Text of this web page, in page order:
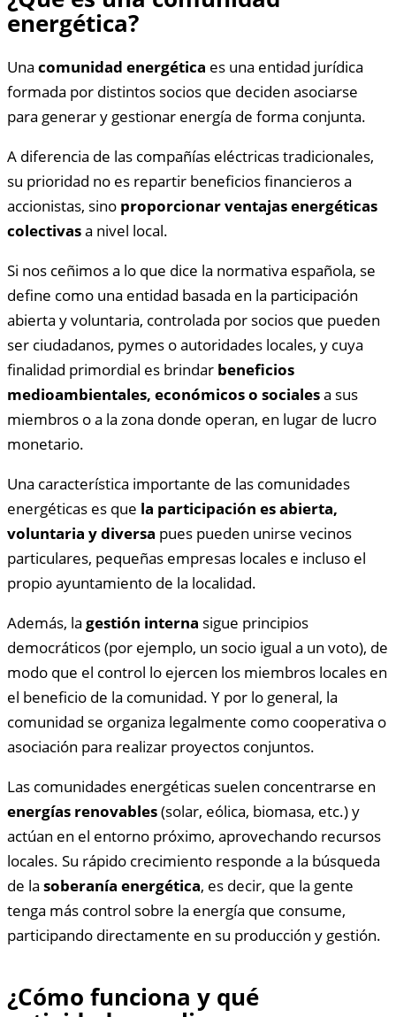
energética?
Una comunidad energética es una entidad jurídica
formada por distintos socios que deciden asociarse
para generar y gestionar energía de forma conjunta.
A diferencia de las compañías eléctricas tradicionales,
su prioridad no es repartir beneficios financieros a
accionistas, sino proporcionar ventajas energéticas
colectivasa nivel local.
Si nos ceñimos a lo que dice la normativa española, se
define como una entidad basada en la participación
abierta y voluntaria, controlada por socios que pueden
ser ciudadanos, pymes o autoridades locales, y cuya
finalidad primordial es brindar beneficios
medioambientales, económicos o socialesa sus
miembros o a la zona donde operan, en lugar de lucro
monetario.
Una característica importante de las comunidades
energéticas es que la participación es abierta,
voluntaria y diversa pues pueden unirse vecinos
particulares, pequeñas empresas locales e incluso el
propio ayuntamiento de la localidad.
Además, la gestión interna sigue principios
democráticos (por ejemplo, un socio igual a un voto), de
modo que el control lo ejercen los miembros locales en
el beneficio de la comunidad. Y por lo general, la
comunidad se organiza legalmente como cooperativa o
asociación para realizar proyectos conjuntos.
Las comunidades energéticas suelen concentrarse en
energías renovables(solar, eólica, biomasa, etc.) y
actúan en el entorno próximo, aprovechando recursos
locales. Su rápido crecimiento responde a la búsqueda
de la soberanía energética, es decir, que la gente
tenga más control sobre la energía que consume,
participando directamente en su producción y gestión.
¿Cómo funciona y qué